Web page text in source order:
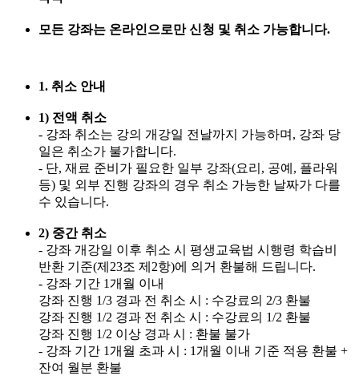
모든 강좌는 온라인으로만 신청 및 취소 가능합니다.
1. 취소 안내
1) 전액 취소
- 강좌 취소는 강의 개강일 전날까지 가능하며, 강좌 당
일은 취소가 불가합니다.
- 단, 재료 준비가 필요한 일부 강좌(요리, 공예, 플라워
등) 및 외부 진행 강좌의 경우 취소 가능한 날짜가 다를
수 있습니다.
2) 중간 취소
- 강좌 개강일 이후 취소 시 평생교육법 시행령 학습비
반환 기준(제23조 제2항)에 의거 환불해 드립니다.
- 강좌 기간 1개월 이내
강좌 진행 1/3 경과 전 취소 시 : 수강료의 2/3 환불
강좌 진행 1/2 경과 전 취소 시 : 수강료의 1/2 환불
강좌 진행 1/2 이상 경과 시 : 환불 불가
- 강좌 기간 1개월 초과 시 : 1개월 이내 기준 적용 환불 +
잔여 월분 환불